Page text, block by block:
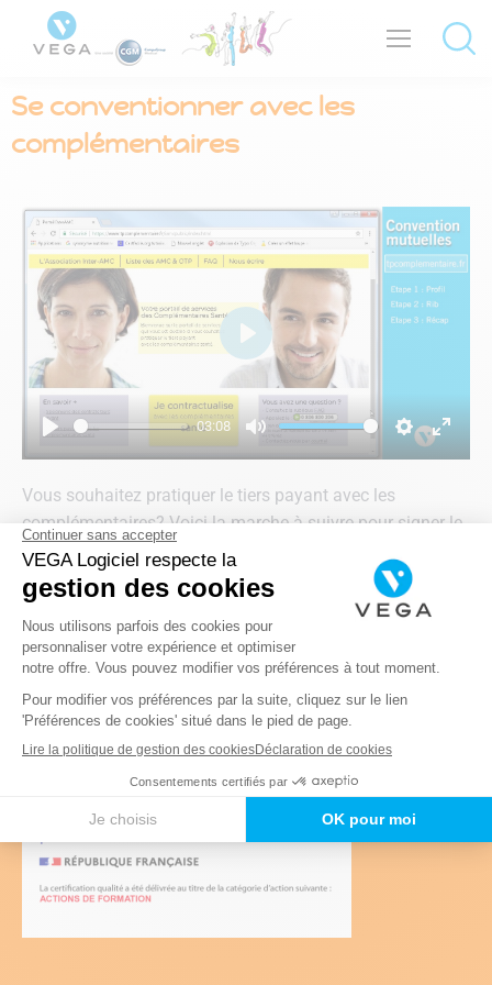
Se conventionner avec les
complémentaires
03:08
Mute Settings
Play
Vous souhaitez pratiquer le tiers payant avec les
complémentaires? Voici la marche à suivre pour signer le
conventionnement avec la majeure partie des
complémentaires. Ainsi vos patients n’auront plus à faire
l’avance des frais. Les complémentaires vous
rembourseront directement.